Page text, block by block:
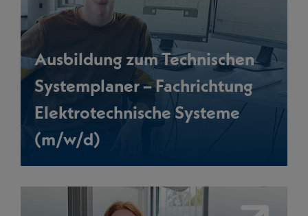
Ausbildung zum Technischen
Systemplaner – Fachrichtung
Elektrotechnische Systeme
(m/w/d)